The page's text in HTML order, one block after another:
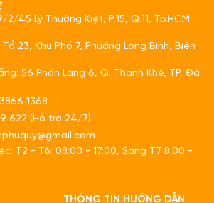
2/45 Lý Thường Kiệt, P.15, Q.11, Tp.HCM
23, Khu Phố 7, Phường Long Bình, Biên
56 Phần Lăng 6, Q. Thanh Khê, TP. Đà
1368
622 (Hỗ trợ 24/7)
T2 - T6: 08:00 - 17:00, Sáng T7 8:00 -
THÔNG TIN HƯỚNG DẪN